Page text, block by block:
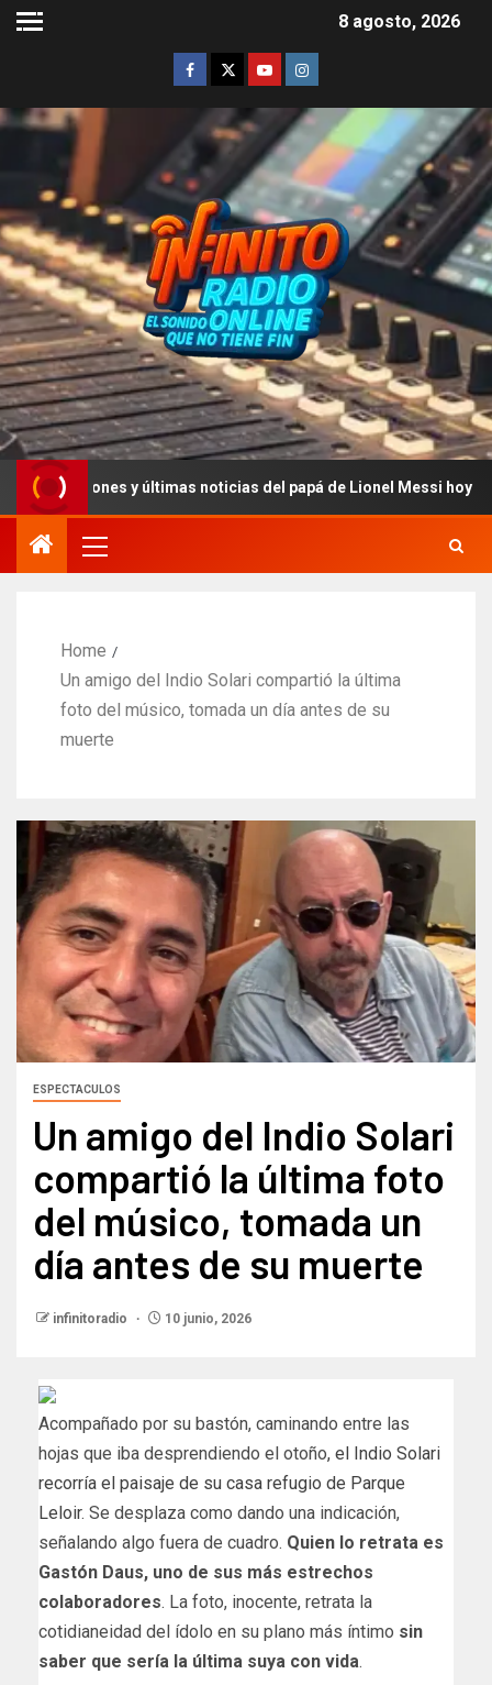
8 agosto, 2026
y últimas noticias del papá de Lionel Messi hoy
Home
Un amigo del Indio Solari compartió la última
foto del músico, tomada un día antes de su
muerte
ESPECTACULOS
Un amigo del Indio Solari
compartió la última foto
del músico, tomada un
día antes de su muerte
infinitoradio 10 junio, 2026
Acompañado por su bastón, caminando entre las
hojas que iba desprendiendo el otoño, el Indio Solari
recorría el paisaje de su casa refugio de Parque
Leloir. Se desplaza como dando una indicación,
señalando algo fuera de cuadro. Quien lo retrata es
Gastón Daus, uno de sus más estrechos
colaboradores. La foto, inocente, retrata la
cotidianeidad del ídolo en su plano más íntimo sin
saber que sería la última suya con vida.